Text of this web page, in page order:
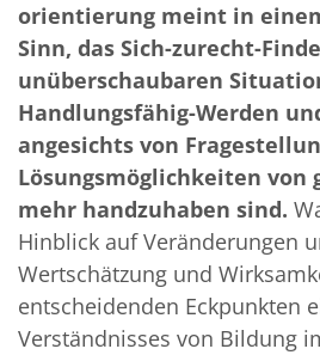
orientierung meint in
Sinn, das Sich-zurecht-
unüberschaubaren
Handlungsfähig-Werden
angesichts von
Lösungs­möglichkeiten von
mehr handzuhaben sind.
Hinblick auf Veränderungen
Wertschätzung und
entscheidenden Eckpunkten
Verständnisses von Bildung